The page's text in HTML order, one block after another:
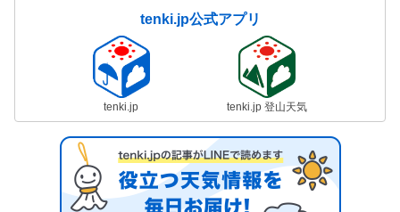
tenki.jp公式アプリ
tenki.jp tenki.jp 登山天気